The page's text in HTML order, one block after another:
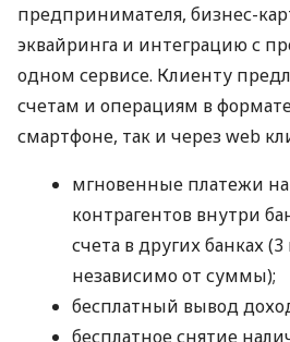
предпринимателя, бизнес-
эквайринга и интеграцию с
одном сервисе. Клиенту
счетам и операциям в
смартфоне, так и через web
мгновенные платежи на
контрагентов внутри
счета в других банках
независимо от суммы);
бесплатный вывод
бесплатное снятие